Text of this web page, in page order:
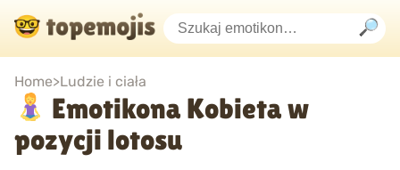
Home>Ludzie i ciała
Emotikona Kobieta w
pozycji lotosu